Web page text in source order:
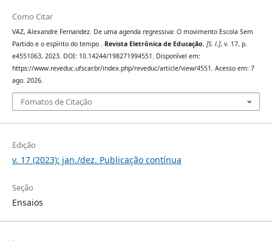
Como Citar
VAZ, Alexandre Fernandez. De uma agenda regressiva: O movimento Escola Sem
Partido e o espírito do tempo . Revista Eletrônica de Educação, [S. l.], v. 17, p.
e4551063, 2023. DOI: 10.14244/198271994551. Disponível em:
https://www.reveduc.ufscar.br/index.php/reveduc/article/view/4551. Acesso em: 7
ago. 2026.
Fomatos de Citação
Edição
v. 17 (2023): jan./dez. Publicação contínua
Seção
Ensaios